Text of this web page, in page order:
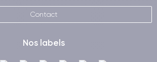
Contact
Nos labels